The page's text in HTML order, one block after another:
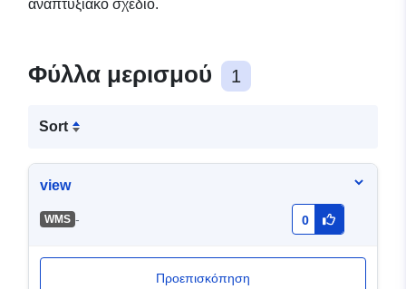
αναπτυξιακό σχέδιο.
Φύλλα μερισμού 1
Sort
view
WMS - 0
Προεπισκόπηση